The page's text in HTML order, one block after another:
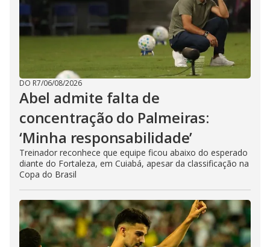
DO R7/06/08/2026
Abel admite falta de
concentração do Palmeiras:
‘Minha responsabilidade’
Treinador reconhece que equipe ficou abaixo do esperado
diante do Fortaleza, em Cuiabá, apesar da classificação na
Copa do Brasil